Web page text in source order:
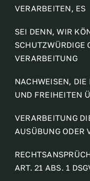
VERARBEITEN, ES
SEI DENN, WIR
SCHUTZWÜRDIGE
VERARBEITUNG
NACHWEISEN, DIE
UND FREIHEITEN
VERARBEITUNG
AUSÜBUNG ODER
ART. 21 ABS. 1